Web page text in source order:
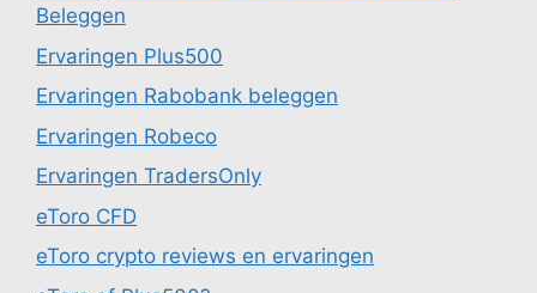
Beleggen
Ervaringen Plus500
Ervaringen Rabobank beleggen
Ervaringen Robeco
Ervaringen TradersOnly
eToro CFD
eToro crypto reviews en ervaringen